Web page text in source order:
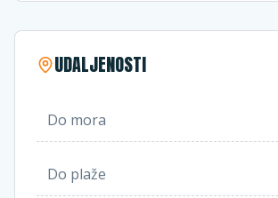
UDALJENOSTI
Do mora
Do plaže